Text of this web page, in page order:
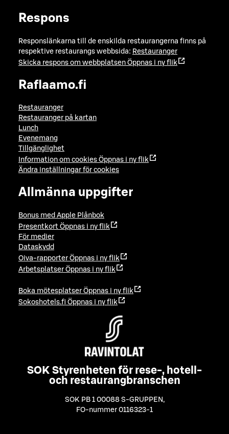
Respons
Responslänkarna till de enskilda restaurangerna finns på
respektive restaurangs webbsida: Restauranger
Skicka respons om webbplatsen Öppnas i ny flik
Raflaamo.fi
Restauranger
Restauranger på kartan
Lunch
Evenemang
Tillgänglighet
Information om cookies Öppnas i ny flik
Ändra inställningar för cookies
Allmänna uppgifter
Bonus med Apple Plånbok
Presentkort Öppnas i ny flik
För medier
Dataskydd
Oiva-rapporter Öppnas i ny flik
Arbetsplatser Öppnas i ny flik
Boka mötesplatser Öppnas i ny flik
Sokoshotels.fi Öppnas i ny flik
SOK Styrenheten för rese-, hotell-
och restaurangbranschen
SOK PB 1 00088 S-GRUPPEN ,
FO-nummer 0116323-1